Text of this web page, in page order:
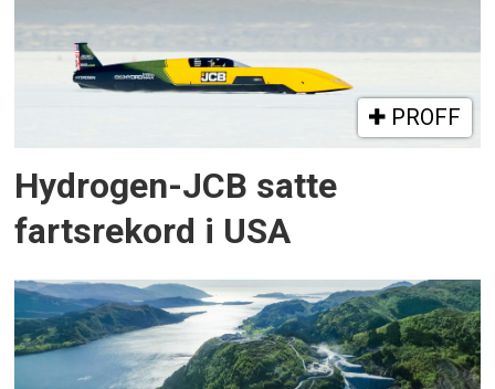
PROFF
Hydrogen-JCB satte
fartsrekord i USA